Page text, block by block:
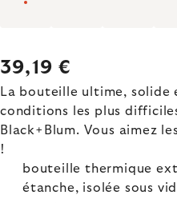
39,19 €
La bouteille ultime, solide
conditions les plus
Black+Blum. Vous aimez
!
bouteille thermique
étanche, isolée sous